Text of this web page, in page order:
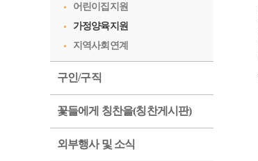
어린이집지원
가정양육지원
지역사회연계
구인/구직
꽃들에게 칭찬을(칭찬게시판)
외부행사 및 소식